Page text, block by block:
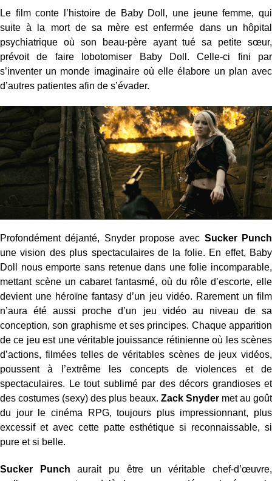
Le film conte l’histoire de Baby Doll, une jeune femme, qui
suite à la mort de sa mère est enfermée dans un hôpital
psychiatrique où son beau-père ayant tué sa petite sœur,
prévoit de faire lobotomiser Baby Doll. Celle-ci fini par
s’inventer un monde imaginaire où elle élabore un plan avec
d’autres patientes afin de s’évader.
Profondément déjanté, Snyder propose avec Sucker Punch
une vision des plus spectaculaires de la folie. En effet, Baby
Doll nous emporte sans retenue dans une folie incomparable,
mettant scène un cabaret fantasmé, où du rôle d’escorte, elle
devient une héroïne fantasy d’un jeu vidéo. Rarement un film
n’aura été aussi proche d’un jeu vidéo au niveau de sa
conception, son graphisme et ses principes. Chaque apparition
de ce jeu est une véritable jouissance rétinienne où les scènes
d’actions, filmées telles de véritables scènes de jeux vidéos,
poussent à l’extrême les concepts de violences et de
spectaculaires. Le tout sublimé par des décors grandioses et
des costumes (sexy) des plus beaux. Zack Snyder met au goût
du jour le cinéma RPG, toujours plus impressionnant, plus
excessif et avec cette patte esthétique si reconnaissable, si
pure et si belle.
Sucker Punch aurait pu être un véritable chef-d’œuvre,